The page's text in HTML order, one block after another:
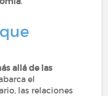
allá de las
el
las relaciones